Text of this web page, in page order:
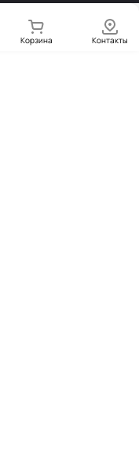
Корзина Контакты